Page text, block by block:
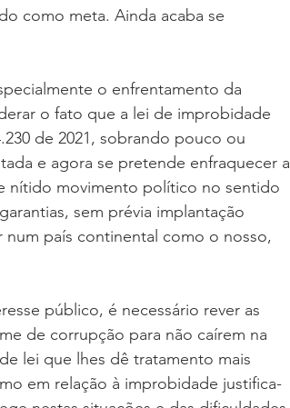
como meta. Ainda acaba se
o enfrentamento da
o fato que a lei de improbidade
de 2021, sobrando pouco ou
e agora se pretende enfraquecer a
nítido movimento político no sentido
sem prévia implantação
país continental como o nosso,
público, é necessário rever as
de corrupção para não caírem na
lei que lhes dê tratamento mais
em relação à improbidade justifica-